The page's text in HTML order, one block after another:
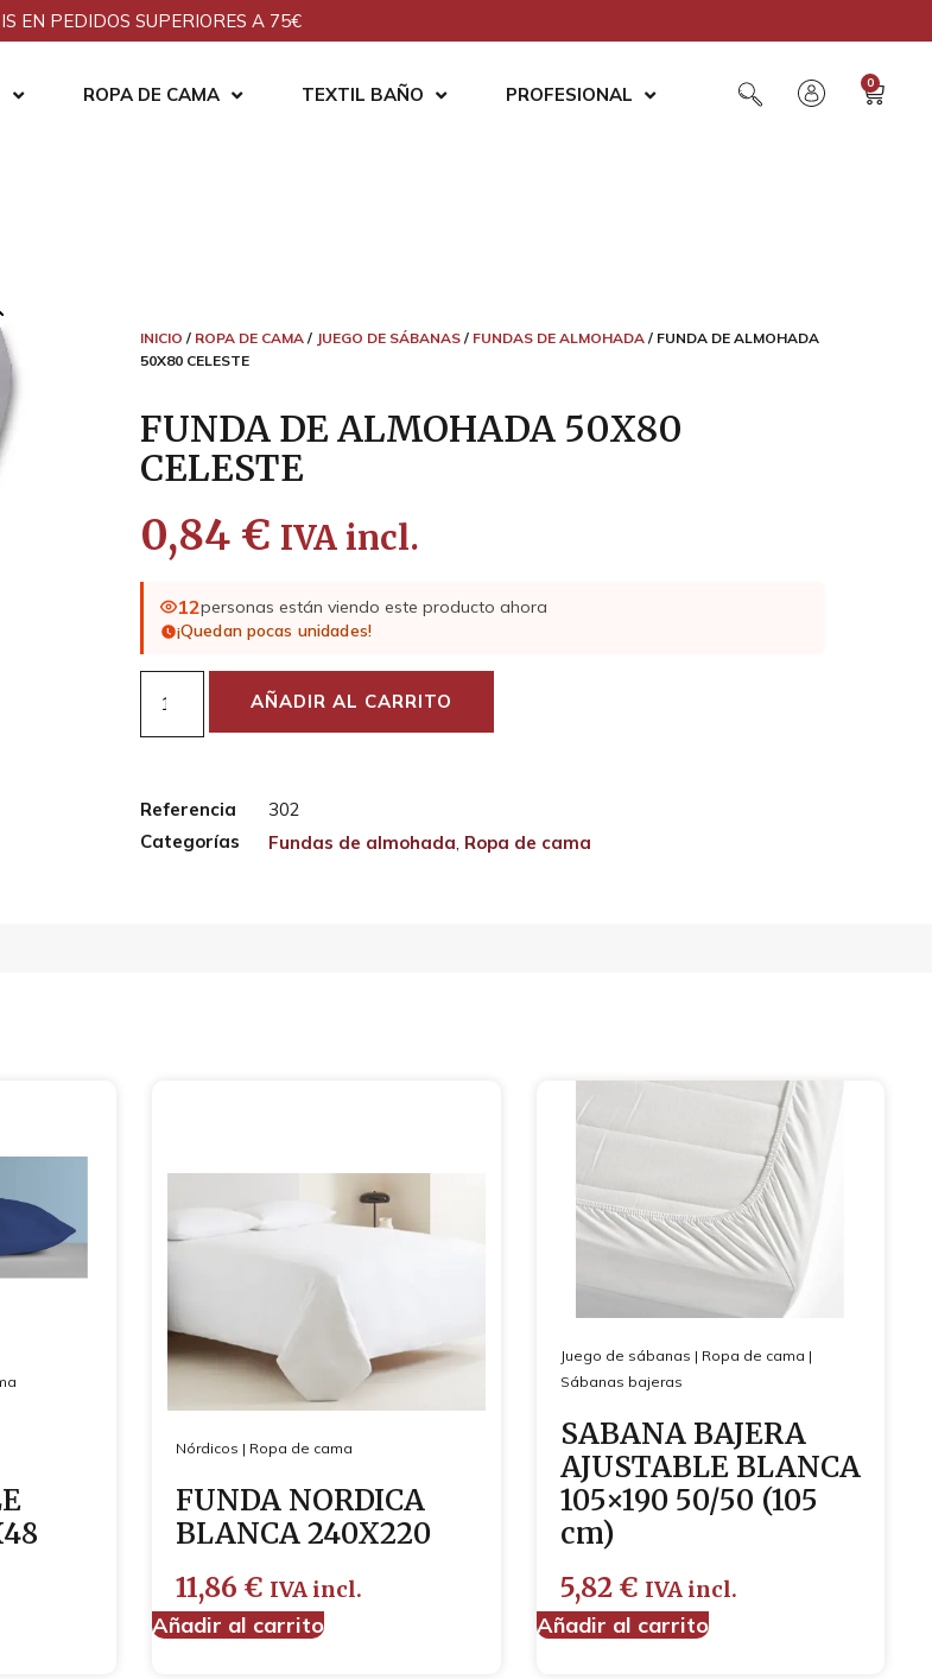
EN PEDIDOS SUPERIORES A 75€
ROPA DE CAMA TEXTIL BAÑO PROFESIONAL
0
INICIO / ROPA DE CAMA/ JUEGO DE SÁBANAS/ FUNDAS DE ALMOHADA/ FUNDA DE ALMOHADA
50X80 CELESTE
FUNDA DE ALMOHADA 50X80
CELESTE
0,84 € IVA incl.
12personas están viendo este producto ahora
¡Quedan pocas unidades!
AÑADIR AL CARRITO
Referencia
302
Categorías
Fundas de almohada, Ropa de cama
Nórdicos | Ropa de cama
FUNDA NORDICA
BLANCA 240X220
11,86 € IVA incl.
Añadir al carrito
Juego de sábanas | Ropa de cama |
Sábanas bajeras
SABANA BAJERA
AJUSTABLE BLANCA
105×190 50/50 (105
cm)
5,82 € IVA incl.
Añadir al carrito